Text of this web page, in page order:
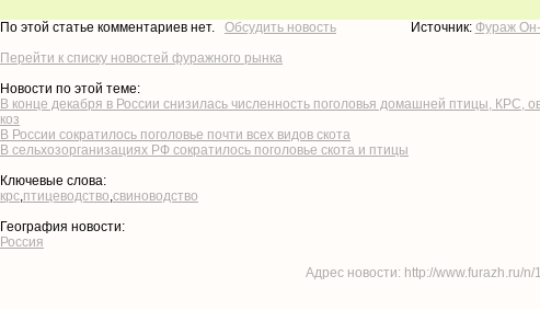
По этой статье комментариев нет. Обсудить новость Источник: Фураж
Перейти к списку новостей фуражного рынка
Новости по этой теме:
В конце декабря в России снизилась численность поголовья домашней птицы, КРС,
коз
В России сократилось поголовье почти всех видов скота
В сельхозорганизациях РФ сократилось поголовье скота и птицы
Ключевые слова:
крс,птицеводство,свиноводство
География новости:
Россия
Адрес новости: http://www.furazh.ru/n/